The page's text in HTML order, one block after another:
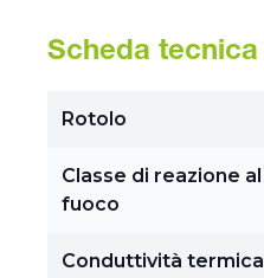
Scheda tecnica
Rotolo
Classe di reazione al
fuoco
Conduttività termica